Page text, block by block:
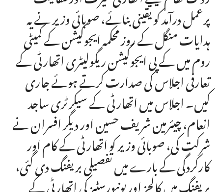
پرعمل درآمد کو یقینی بنائے، صوبائی وزیر نے یہ
ہدایات منگل کے روز محکمہ ایجوکیشن کے کمیٹی
روم میں کے پی ایجوکیشن ریگولیٹری اتھارٹی کے
تعارفی اجلاس کی صدارت کرتے ہوئے جاری
کیں۔ اجلاس میں اتھارٹی کے سیکرٹری ساجد
انعام، چیئرمین شریف حسین اور دیگر افسران نے
شرکت کی، صوبائی وزیر کو اتھارٹی کے کام اور
کارکردگی کے بارے میں تفصیلی بریفنگ دی گئی،
بریفنگ میں کالجز اور یونیورسٹیز کی اتھارٹی کے